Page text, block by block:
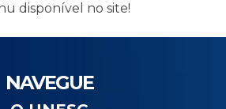
disponível no site!
NAVEGUE